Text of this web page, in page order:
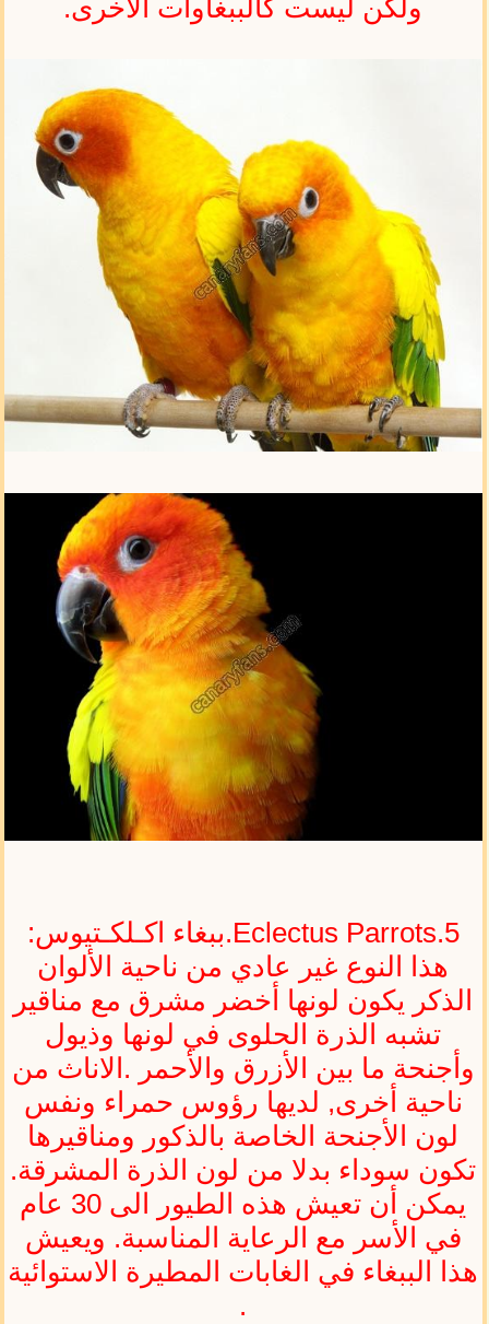
ولكن ليست كالببغاوات الاخرى.
Eclectus Parrots.5.ببغاء اكـلكـتيوس:
هذا النوع غير عادي من ناحية الألوان
الذكر يكون لونها أخضر مشرق مع مناقير
تشبه الذرة الحلوى في لونها وذيول
وأجنحة ما بين الأزرق والأحمر .الاناث من
ناحية أخرى, لديها رؤوس حمراء ونفس
لون الأجنحة الخاصة بالذكور ومناقيرها
تكون سوداء بدلا من لون الذرة المشرقة.
يمكن أن تعيش هذه الطيور الى 30 عام
في الأسر مع الرعاية المناسبة. ويعيش
هذا الببغاء في الغابات المطيرة الاستوائية
.